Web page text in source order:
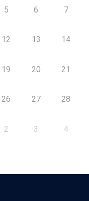
5 6 7
12 13 14
19 20 21
26 27 28
2 3 4